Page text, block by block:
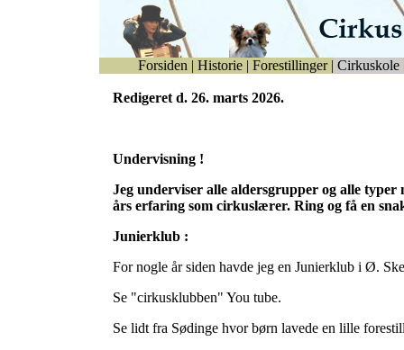
Forsiden | Historie | Forestillinger | Cirkuskole
Redigeret d. 26. marts 2026.
Undervisning !
Jeg underviser alle aldersgrupper og alle typer
års erfaring som cirkuslærer. Ring og få en
Junierklub :
For nogle år siden havde jeg en Junierklub i Ø.
Se "cirkusklubben" You tube.
Se lidt fra Sødinge hvor børn lavede en lille